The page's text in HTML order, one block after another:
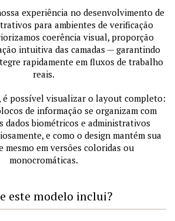
experiência no desenvolvimento de
para ambientes de verificação
coerência visual, proporção
intuitiva das camadas — garantindo
rapidamente em fluxos de trabalho
reais.
é possível visualizar o layout completo:
de informação se organizam com
dados biométricos e administrativos
e como o design mantém sua
mesmo em versões coloridas ou
monocromáticas.
este modelo inclui?